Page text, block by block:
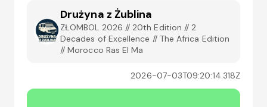
Drużyna z Żublina
ZŁOMBOL 2026 // 20th Edition // 2
Decades of Excellence // The Africa Edition
// Morocco Ras El Ma
2026-07-03T09:20:14.318Z